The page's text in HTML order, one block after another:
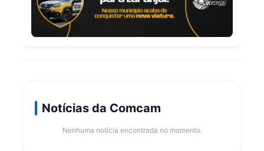
Notícias da Comcam
Nenhuma notícia encontrada no momento.